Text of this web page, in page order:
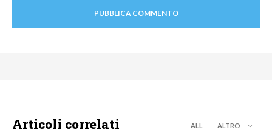
Articoli correlati ALL ALTRO